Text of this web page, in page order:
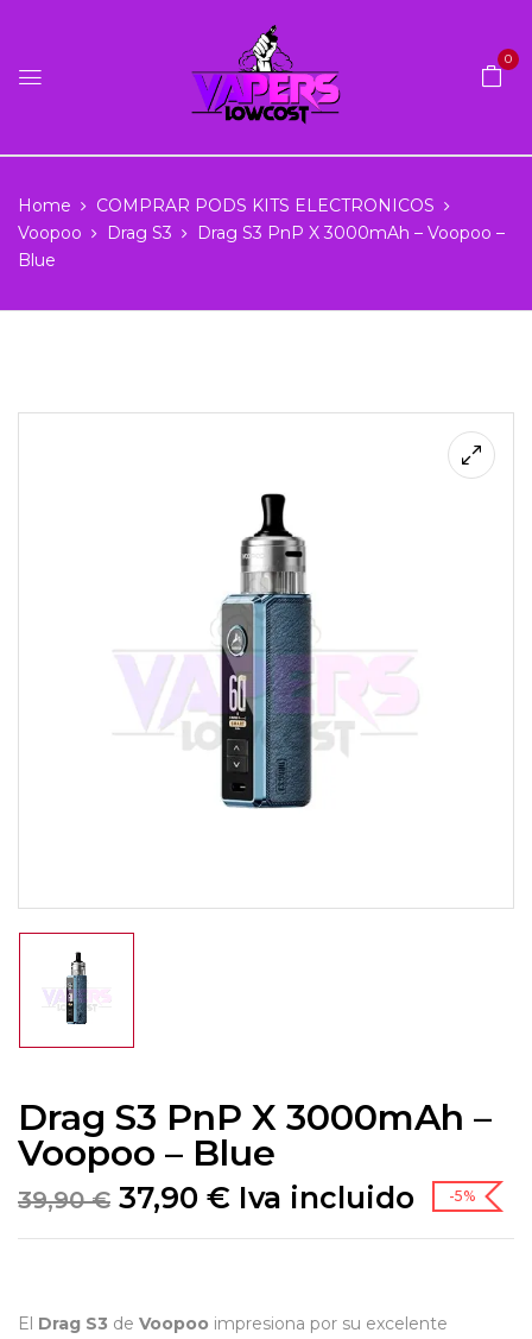
0
Home
COMPRAR PODS KITS ELECTRONICOS
Voopoo
Drag S3
Drag S3 PnP X 3000mAh – Voopoo –
Blue
Drag S3 PnP X 3000mAh –
Voopoo – Blue
39,90€ 37,90 € Iva incluido -5%
El Drag S3 de Voopoo impresiona por su excelente